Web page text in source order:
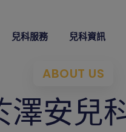
兒科服務 兒科資訊
ABOUT US
澤安兒